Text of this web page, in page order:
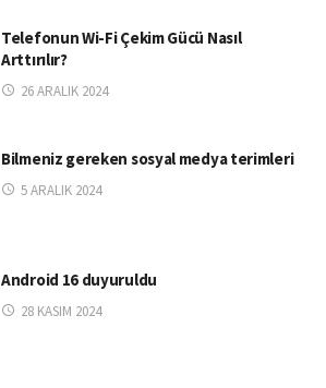
Telefonun Wi-Fi Çekim Gücü Nasıl
Arttırılır?
26 ARALIK 2024
Bilmeniz gereken sosyal medya terimleri
5 ARALIK 2024
Android 16 duyuruldu
28 KASIM 2024